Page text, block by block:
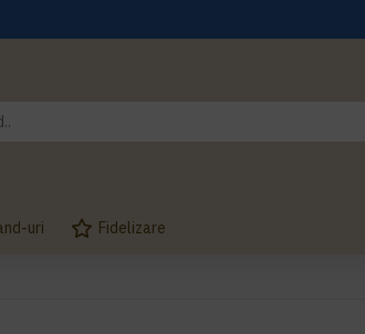
uri Fidelizare